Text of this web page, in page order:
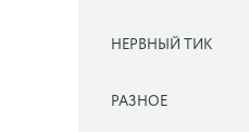
НЕРВНЫЙ ТИК
РАЗНОЕ